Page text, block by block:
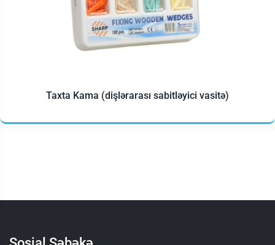
Taxta Kama (dişlərarası sabitləyici vasitə)